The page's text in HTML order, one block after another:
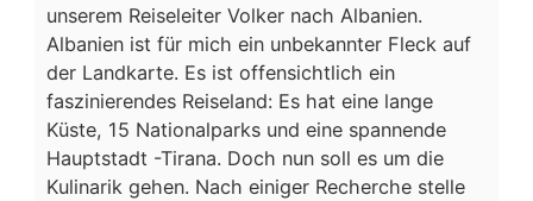
unserem Reiseleiter Volker nach Albanien.
Albanien ist für mich ein unbekannter Fleck auf
der Landkarte. Es ist offensichtlich ein
faszinierendes Reiseland: Es hat eine lange
Küste, 15 Nationalparks und eine spannende
Hauptstadt -Tirana. Doch nun soll es um die
Kulinarik gehen. Nach einiger Recherche stelle